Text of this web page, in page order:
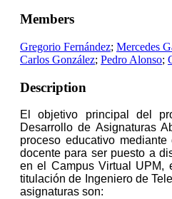
Members
Gregorio Fernández; Mercedes
Carlos González; Pedro Alonso;
Description
El objetivo principal del
Desarrollo de Asignaturas
proceso educativo
docente para ser puesto a
en el Campus Virtual UPM,
titulación de Ingeniero de
asignaturas son: